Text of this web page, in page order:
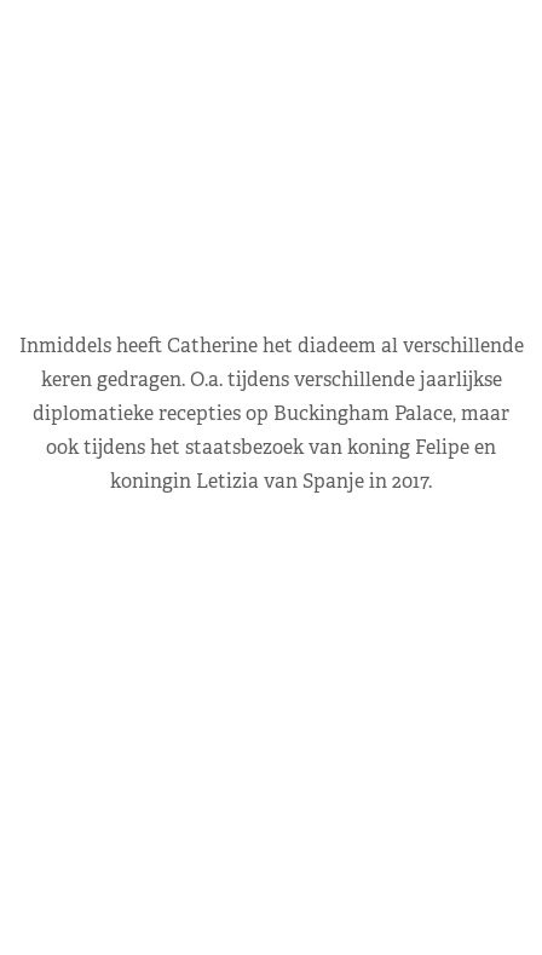
Inmiddels heeft Catherine het diadeem al verschillende
keren gedragen. O.a. tijdens verschillende jaarlijkse
diplomatieke recepties op Buckingham Palace, maar
ook tijdens het staatsbezoek van koning Felipe en
koningin Letizia van Spanje in 2017.